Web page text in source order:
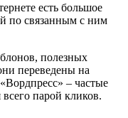
есть большое
по связанным с ним
полезных
переведены на
– частые
парой кликов.